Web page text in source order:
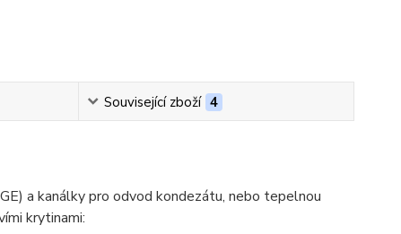
Související zboží 4
a kanálky pro odvod kondezátu, nebo tepelnou
krytinami: